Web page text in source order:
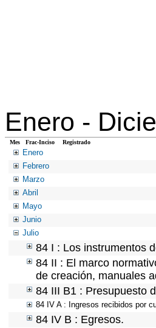
Enero -
Mes Frac-Inciso Registrado
Enero
Febrero
Marzo
Abril
Mayo
Junio
Julio
84 I : Los instrumentos
84 II : El marco
de creación, manuales
84 III B1 : Presupuesto
84 IV A : Ingresos recibidos por
84 IV B : Egresos.